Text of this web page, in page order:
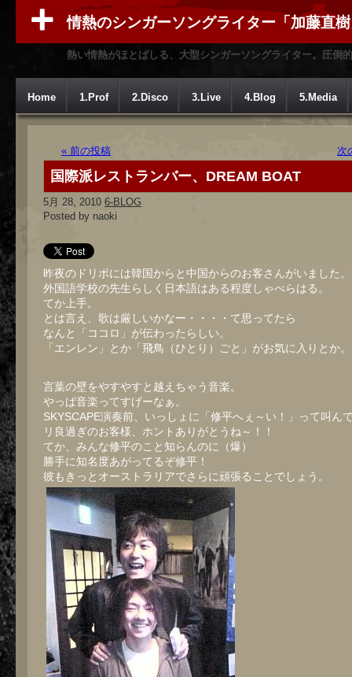
情熱のシンガーソングライター「加藤直
熱い情熱がほとばしる、大型シンガーソングライター。圧倒
Home 1.Prof 2.Disco 3.Live 4.Blog 5.Media
« 前の投稿 次
国際派レストランバー、DREAM BOAT
5月 28, 2010 6-BLOG
Posted by naoki
昨夜のドリボには韓国からと中国からのお客さんがいました。
外国語学校の先生らしく日本語はある程度しゃべらはる。
てか上手。
とは言え、歌は厳しいかなー・・・・て思ってたら
なんと「ココロ」が伝わったらしい。
「エンレン」とか「飛鳥（ひとり）ごと」がお気に入りとか
言葉の壁をやすやすと越えちゃう音楽。
やっぱ音楽ってすげーなぁ。
SKYSCAPE演奏前、いっしょに「修平へぇ～い！」って叫ん
リ良過ぎのお客様、ホントありがとうね～！！
てか、みんな修平のこと知らんのに（爆）
勝手に知名度あがってるぞ修平！
彼もきっとオーストラリアでさらに頑張ることでしょう。